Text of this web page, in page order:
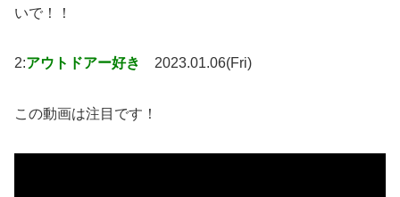
いで！！
2:アウトドアー好き 2023.01.06(Fri)
この動画は注目です！